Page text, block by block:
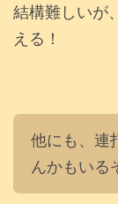
結構難しいが
える！
他にも、連
んかもいる